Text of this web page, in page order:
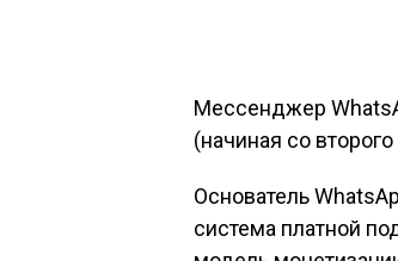
Мессенджер
(начиная со
Основатель
система платной